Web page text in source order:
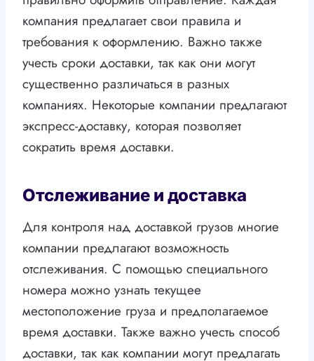
компания предлагает свои правила и
требования к оформлению. Важно также
учесть сроки доставки, так как они могут
существенно различаться в разных
компаниях. Некоторые компании предлагают
экспресс-доставку, которая позволяет
сократить время доставки.
Отслеживание и доставка
Для контроля над доставкой грузов многие
компании предлагают возможность
отслеживания. С помощью специального
номера можно узнать текущее
местоположение груза и предполагаемое
время доставки. Также важно учесть способ
доставки, так как компании могут предлагать